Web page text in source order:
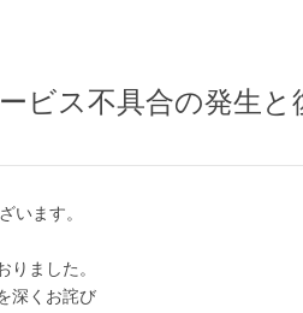
ビス不具合の発生と
います。
ました。
深くお詫び